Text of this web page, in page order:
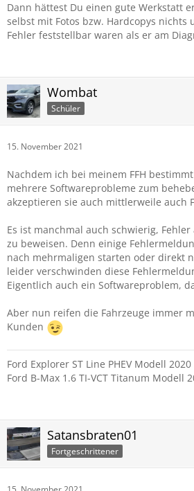
Dann hättest Du einen gute Werkstatt
selbst mit Fotos bzw. Hardcopys nichts
Fehler feststellbar waren als er am
Wombat
Schüler
15. November 2021
Nachdem ich bei meinem FFH
mehrere Softwareprobleme zum
akzeptieren sie auch mittlerweile auch
Es ist manchmal auch schwierig,
zu beweisen. Denn einige
nach mehrmaligen starten oder direkt
leider verschwinden diese
Eigentlich auch ein Softwareproblem,
Aber nun reifen die Fahrzeuge immer
Kunden
Ford Explorer ST Line PHEV Modell 2020
Ford B-Max 1.6 TI-VCT Titanum Modell
Satansbraten01
Fortgeschrittener